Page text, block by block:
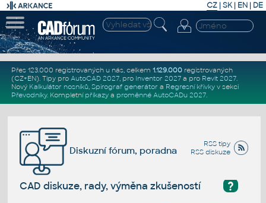
CZ | SK| EN | DE
Přes 123.000 registrovaných u nás, celkem 1.129.000registrovaných
(CZ+EN). Tipy pro AutoCAD 2027, pro Inventor 2027a pro Revit 2027.
Nový Kalkulátor nosníků, Spirograf generátor a Regresní křivkyv sekci
Převodníky. Kompletní příkazya proměnné AutoCADu 2027.
RSS tipy
RSS diskuze
Diskuzní fórum, poradna
?
CAD diskuze, rady, výměna zkušeností